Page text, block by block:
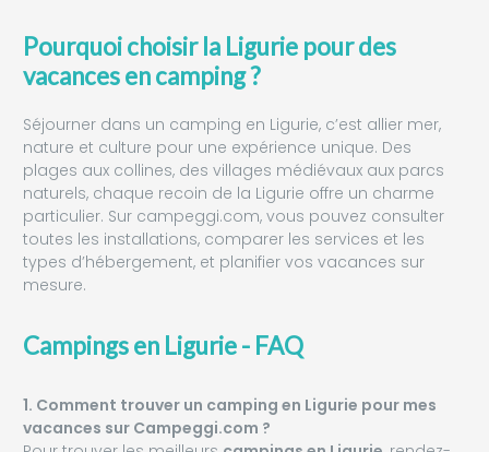
Pourquoi choisir la Ligurie pour des
vacances en camping ?
Séjourner dans un camping en Ligurie, c’est allier mer,
nature et culture pour une expérience unique. Des
plages aux collines, des villages médiévaux aux parcs
naturels, chaque recoin de la Ligurie offre un charme
particulier. Sur campeggi.com, vous pouvez consulter
toutes les installations, comparer les services et les
types d’hébergement, et planifier vos vacances sur
mesure.
Campings en Ligurie - FAQ
1. Comment trouver un camping en Ligurie pour mes
vacances sur Campeggi.com ?